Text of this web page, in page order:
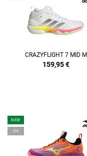
CRAZYFLIGHT 7 MID M
159,95€
NEW
-5%